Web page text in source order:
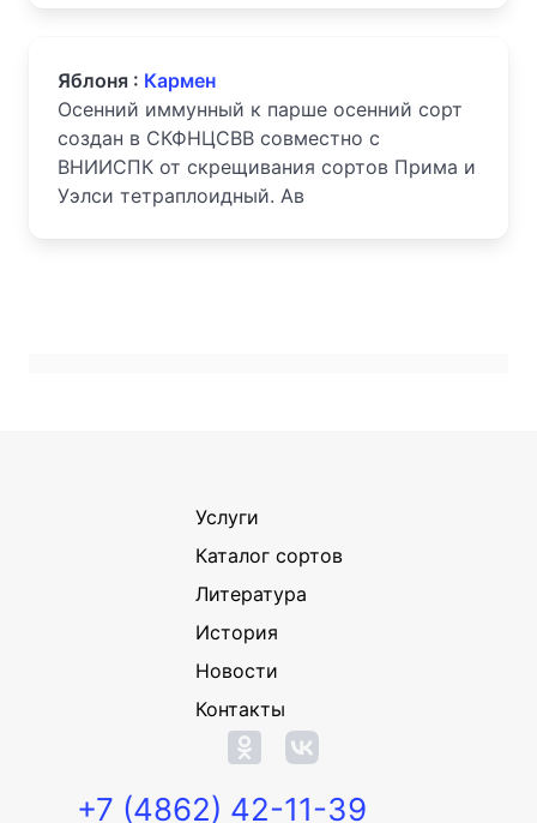
Яблоня : Кармен
Осенний иммунный к парше осенний сорт
создан в СКФНЦСВВ совместно с
ВНИИСПК от скрещивания сортов Прима и
Уэлси тетраплоидный. Ав
Услуги
Каталог сортов
Литература
История
Новости
Контакты
+7 (4862) 42-11-39